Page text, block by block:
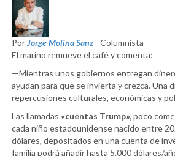
PorJorge Molina Sanz - Columnista
El marino remueve el café y comenta:
—Mientras unos gobiernos entregan
ayudan para que se invierta y crezca. Una
repercusiones culturales, económicas y
Las llamadas «cuentas Trump»,poco
cada niño estadounidense nacido entre
dólares, depositados en una cuenta de
familia podrá añadir hasta 5.000 dólares/